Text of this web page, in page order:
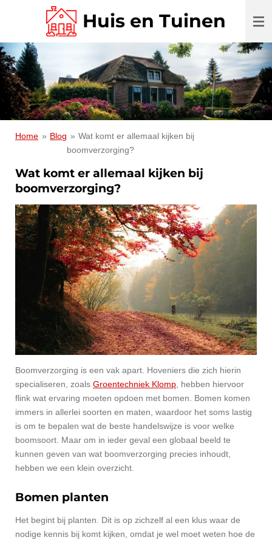
de
hoofdinhoud
Huis en Tuinen
Home » Blog » Wat komt er allemaal kijken bij
boomverzorging?
Wat komt er allemaal kijken bij
boomverzorging?
Boomverzorging is een vak apart. Hoveniers die zich hierin
specialiseren, zoals Groentechniek Klomp , hebben hiervoor
flink wat ervaring moeten opdoen met bomen. Bomen komen
immers in allerlei soorten en maten, waardoor het soms lastig
is om te bepalen wat de beste handelswijze is voor welke
boomsoort. Maar om in ieder geval een globaal beeld te
kunnen geven van wat boomverzorging precies inhoudt,
hebben we een klein overzicht.
Bomen planten
Het begint bij planten. Dit is op zichzelf al een klus waar de
nodige kennis bij komt kijken, omdat je wel moet weten hoe de